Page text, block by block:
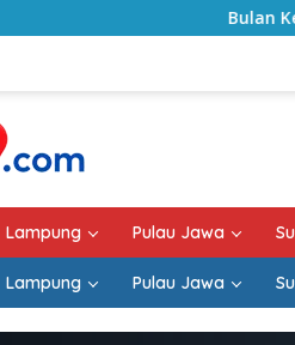
Bulan
Lampung Pulau Jawa
Lampung Pulau Jawa